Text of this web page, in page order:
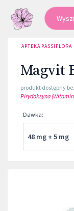
APTEKA PASSIFLORA
Magvit
produkt dostępny
Pirydoksyna
Dawka:
48 mg + 5 mg